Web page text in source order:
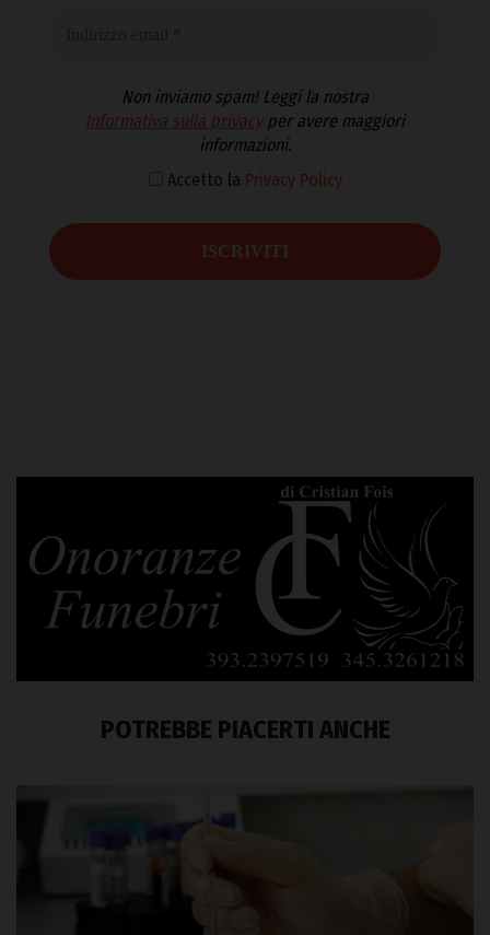
Non inviamo spam! Leggi la nostra
Informativa sulla privacyper avere maggiori
informazioni.
Accetto la Privacy Policy
POTREBBE PIACERTI ANCHE